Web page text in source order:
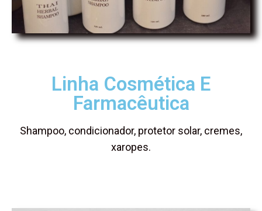
Linha Cosmética E
Farmacêutica
Shampoo, condicionador, protetor solar, cremes,
xaropes.